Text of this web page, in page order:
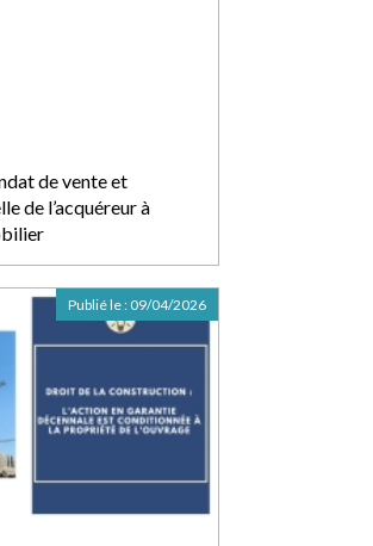
de vente et
de l’acquéreur à
Publié le : 09/04/2026